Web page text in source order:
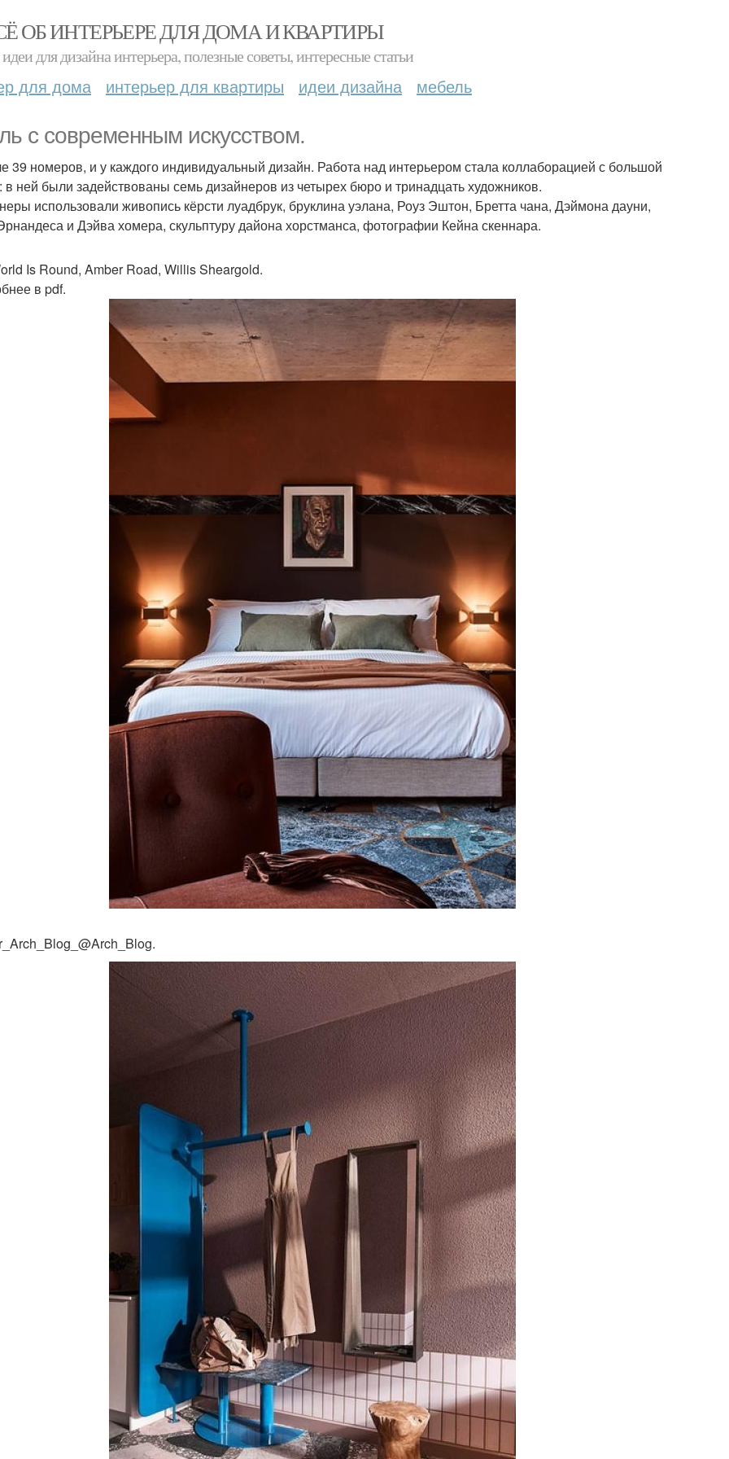
ОБ ИНТЕРЬЕРЕ ДЛЯ ДОМА И КВАРТИРЫ
для дизайна интерьера, полезные советы, интересные статьи
для дома интерьер для квартиры идеи дизайна мебель
с современным искусством.
39 номеров, и у каждого индивидуальный дизайн. Работа над интерьером стала коллаборацией с большой
в ней были задействованы семь дизайнеров из четырех бюро и тринадцать художников.
использовали живопись кёрсти луадбрук, бруклина уэлана, Роуз Эштон, Бретта чана, Дэймона дауни,
и Дэйва хомера, скульптуру дайона хорстманса, фотографии Кейна скеннара.
Is Round, Amber Road, Willis Sheargold.
в pdf.